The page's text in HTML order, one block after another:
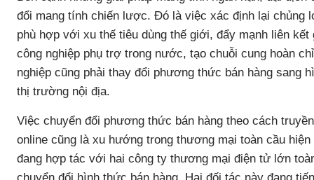
đổi mang tính chiến lược. Đó là việc xác định lại chủng
phù hợp với xu thế tiêu dùng thế giới, đẩy mạnh liên
công nghiệp phụ trợ trong nước, tạo chuỗi cung hoàn
nghiệp cũng phải thay đổi phương thức bán hàng sang
thị trường nội địa.
Việc chuyển đổi phương thức bán hàng theo cách
online cũng là xu hướng trong thương mại toàn cầu
đang hợp tác với hai công ty thương mại điện tử lớn